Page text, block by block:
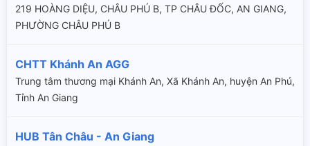
219 HOÀNG DIỆU, CHÂU PHÚ B, TP CHÂU ĐỐC, AN GIANG,
PHƯỜNG CHÂU PHÚ B
CHTT Khánh An AGG
Trung tâm thương mại Khánh An, Xã Khánh An, huyện An Phú,
Tỉnh An Giang
HUB Tân Châu - An Giang